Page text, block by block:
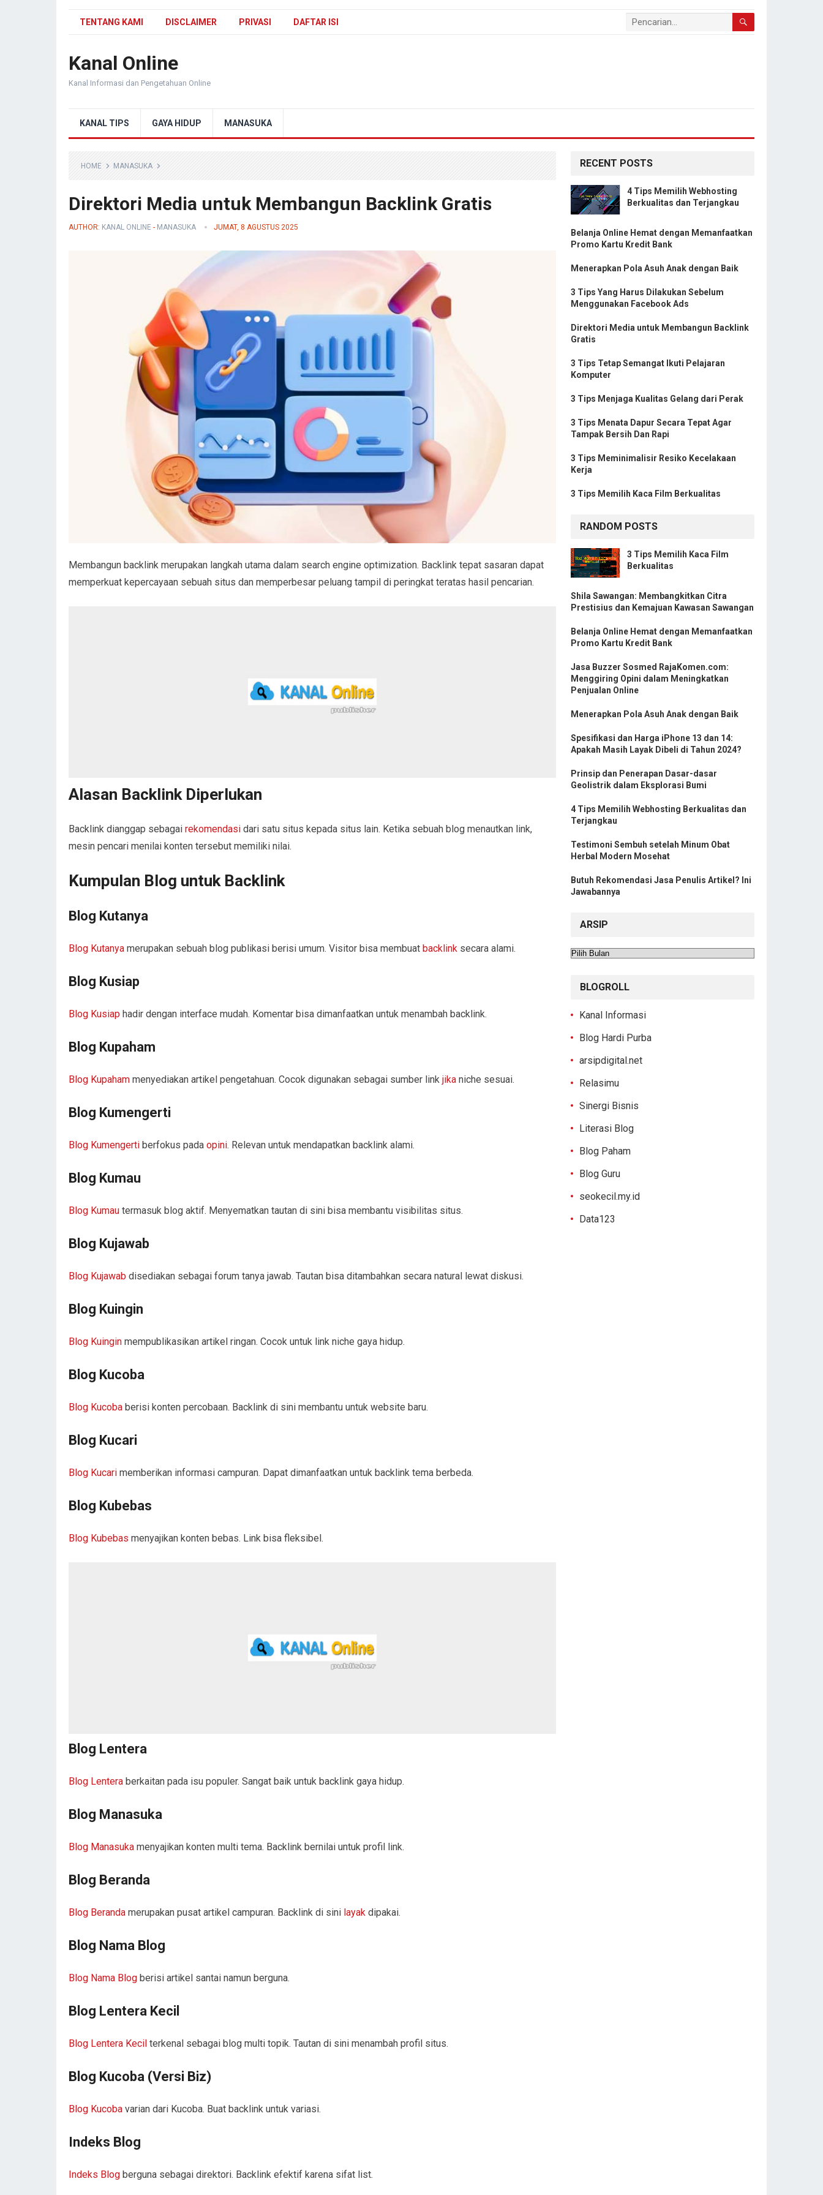
TENTANG KAMI DISCLAIMER PRIVASI DAFTAR ISI
Kanal Online
Kanal Informasi dan Pengetahuan Online
KANAL TIPS GAYA HIDUP MANASUKA
HOME MANASUKA
Direktori Media untuk Membangun Backlink Gratis
AUTHOR: KANAL ONLINE - MANASUKA JUMAT, 8 AGUSTUS 2025
Membangun backlink merupakan langkah utama dalam search engine optimization. Backlink tepat sasaran dapat
memperkuat kepercayaan sebuah situs dan memperbesar peluang tampil di peringkat teratas hasil pencarian.
Alasan Backlink Diperlukan
Backlink dianggap sebagai rekomendasi dari satu situs kepada situs lain. Ketika sebuah blog menautkan link,
mesin pencari menilai konten tersebut memiliki nilai.
Kumpulan Blog untuk Backlink
Blog Kutanya
Blog Kutanya merupakan sebuah blog publikasi berisi umum. Visitor bisa membuat backlink secara alami.
Blog Kusiap
Blog Kusiap hadir dengan interface mudah. Komentar bisa dimanfaatkan untuk menambah backlink.
Blog Kupaham
Blog Kupaham menyediakan artikel pengetahuan. Cocok digunakan sebagai sumber link jika niche sesuai.
Blog Kumengerti
Blog Kumengerti berfokus pada opini. Relevan untuk mendapatkan backlink alami.
Blog Kumau
Blog Kumau termasuk blog aktif. Menyematkan tautan di sini bisa membantu visibilitas situs.
Blog Kujawab
Blog Kujawab disediakan sebagai forum tanya jawab. Tautan bisa ditambahkan secara natural lewat diskusi.
Blog Kuingin
Blog Kuingin mempublikasikan artikel ringan. Cocok untuk link niche gaya hidup.
Blog Kucoba
Blog Kucoba berisi konten percobaan. Backlink di sini membantu untuk website baru.
Blog Kucari
Blog Kucari memberikan informasi campuran. Dapat dimanfaatkan untuk backlink tema berbeda.
Blog Kubebas
Blog Kubebas menyajikan konten bebas. Link bisa fleksibel.
Blog Lentera
Blog Lentera berkaitan pada isu populer. Sangat baik untuk backlink gaya hidup.
Blog Manasuka
Blog Manasuka menyajikan konten multi tema. Backlink bernilai untuk profil link.
Blog Beranda
Blog Beranda merupakan pusat artikel campuran. Backlink di sini layak dipakai.
Blog Nama Blog
Blog Nama Blog berisi artikel santai namun berguna.
Blog Lentera Kecil
Blog Lentera Kecil terkenal sebagai blog multi topik. Tautan di sini menambah profil situs.
Blog Kucoba (Versi Biz)
Blog Kucoba varian dari Kucoba. Buat backlink untuk variasi.
Indeks Blog
Indeks Blog berguna sebagai direktori. Backlink efektif karena sifat list.
RECENT POSTS
4 Tips Memilih Webhosting
Berkualitas dan Terjangkau
Belanja Online Hemat dengan Memanfaatkan
Promo Kartu Kredit Bank
Menerapkan Pola Asuh Anak dengan Baik
3 Tips Yang Harus Dilakukan Sebelum
Menggunakan Facebook Ads
Direktori Media untuk Membangun Backlink
Gratis
3 Tips Tetap Semangat Ikuti Pelajaran
Komputer
3 Tips Menjaga Kualitas Gelang dari Perak
3 Tips Menata Dapur Secara Tepat Agar
Tampak Bersih Dan Rapi
3 Tips Meminimalisir Resiko Kecelakaan
Kerja
3 Tips Memilih Kaca Film Berkualitas
RANDOM POSTS
3 Tips Memilih Kaca Film
Berkualitas
Shila Sawangan: Membangkitkan Citra
Prestisius dan Kemajuan Kawasan Sawangan
Belanja Online Hemat dengan Memanfaatkan
Promo Kartu Kredit Bank
Jasa Buzzer Sosmed RajaKomen.com:
Menggiring Opini dalam Meningkatkan
Penjualan Online
Menerapkan Pola Asuh Anak dengan Baik
Spesifikasi dan Harga iPhone 13 dan 14:
Apakah Masih Layak Dibeli di Tahun 2024?
Prinsip dan Penerapan Dasar-dasar
Geolistrik dalam Eksplorasi Bumi
4 Tips Memilih Webhosting Berkualitas dan
Terjangkau
Testimoni Sembuh setelah Minum Obat
Herbal Modern Mosehat
Butuh Rekomendasi Jasa Penulis Artikel? Ini
Jawabannya
ARSIP
Arsip
BLOGROLL
Kanal Informasi
Blog Hardi Purba
arsipdigital.net
Relasimu
Sinergi Bisnis
Literasi Blog
Blog Paham
Blog Guru
seokecil.my.id
Data123